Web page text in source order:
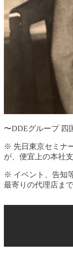
〜DDEグループ 四
※ 先日東京セミナ
が、便宜上の本社
※ イベント、告知
最寄りの代理店ま